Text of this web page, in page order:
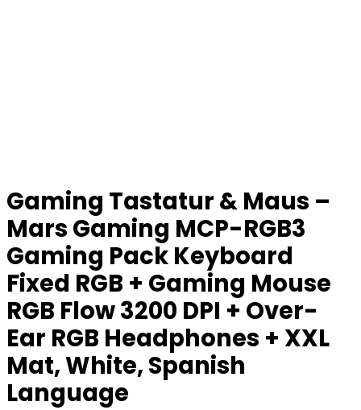
Gaming Tastatur & Maus –
Mars Gaming MCP-RGB3
Gaming Pack Keyboard
Fixed RGB + Gaming Mouse
RGB Flow 3200 DPI + Over-
Ear RGB Headphones + XXL
Mat, White, Spanish
Language